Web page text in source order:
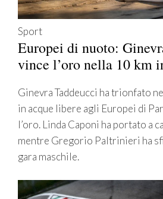
Sport
Europei di nuoto:
vince l’oro nella 10 km
Ginevra Taddeucci ha trionfato
in acque libere agli Europei di
l’oro. Linda Caponi ha portato a
mentre Gregorio Paltrinieri ha
gara maschile.